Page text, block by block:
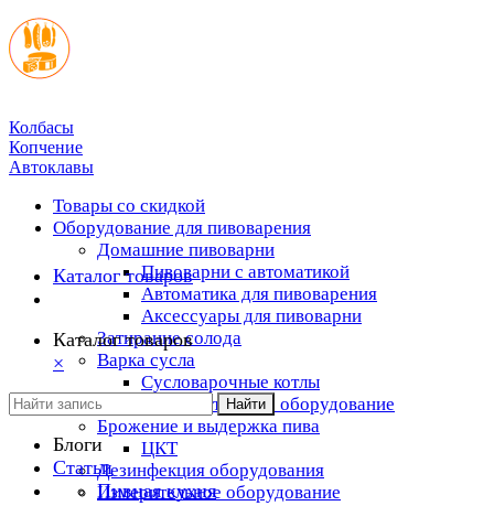
Колбасы
Копчение
Автоклавы
Товары со скидкой
Оборудование для пивоварения
Домашние пивоварни
Пивоварни с автоматикой
Автоматика для пивоварения
Аксессуары для пивоварни
Затирание солода
Варка сусла
Cусловарочные котлы
Дополнительное оборудование
Брожение и выдержка пива
ЦКТ
Дезинфекция оборудования
Измерительное оборудование
Каталог товаров
Каталог товаров
×
Найти
Блоги
Статьи
Пивная кухня